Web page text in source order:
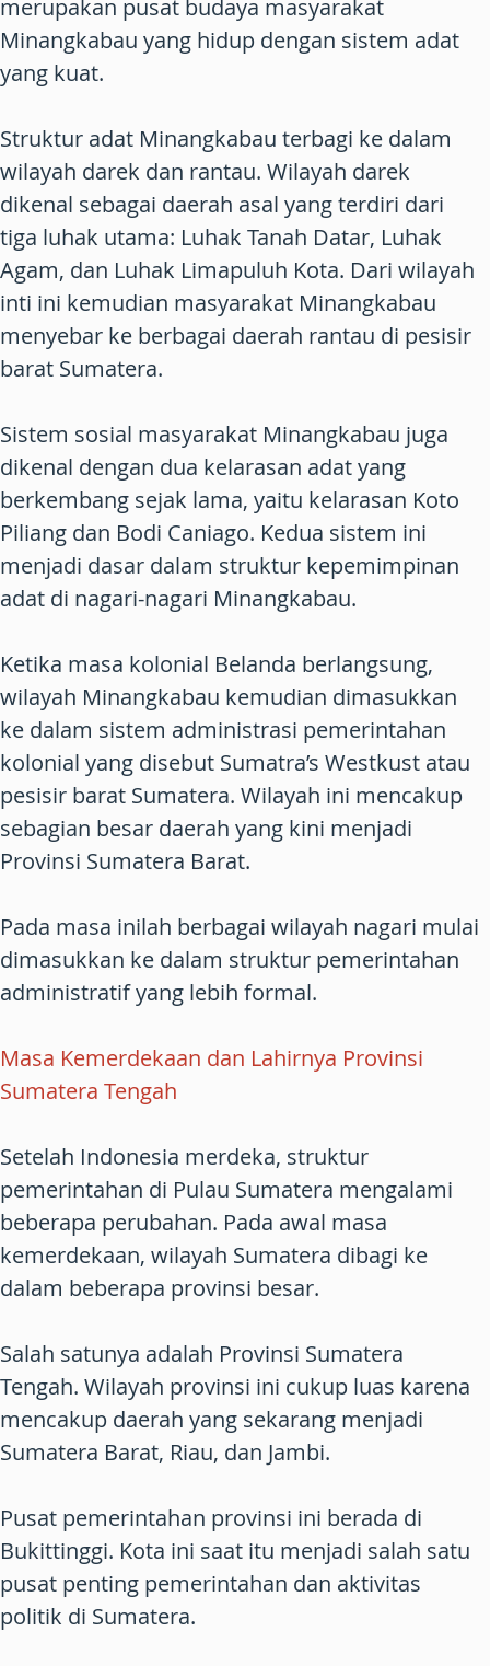
merupakan pusat budaya masyarakat
Minangkabau yang hidup dengan sistem adat
yang kuat.
Struktur adat Minangkabau terbagi ke dalam
wilayah darek dan rantau. Wilayah darek
dikenal sebagai daerah asal yang terdiri dari
tiga luhak utama: Luhak Tanah Datar, Luhak
Agam, dan Luhak Limapuluh Kota. Dari wilayah
inti ini kemudian masyarakat Minangkabau
menyebar ke berbagai daerah rantau di pesisir
barat Sumatera.
Sistem sosial masyarakat Minangkabau juga
dikenal dengan dua kelarasan adat yang
berkembang sejak lama, yaitu kelarasan Koto
Piliang dan Bodi Caniago. Kedua sistem ini
menjadi dasar dalam struktur kepemimpinan
adat di nagari-nagari Minangkabau.
Ketika masa kolonial Belanda berlangsung,
wilayah Minangkabau kemudian dimasukkan
ke dalam sistem administrasi pemerintahan
kolonial yang disebut Sumatra’s Westkust atau
pesisir barat Sumatera. Wilayah ini mencakup
sebagian besar daerah yang kini menjadi
Provinsi Sumatera Barat.
Pada masa inilah berbagai wilayah nagari mulai
dimasukkan ke dalam struktur pemerintahan
administratif yang lebih formal.
Masa Kemerdekaan dan Lahirnya Provinsi
Sumatera Tengah
Setelah Indonesia merdeka, struktur
pemerintahan di Pulau Sumatera mengalami
beberapa perubahan. Pada awal masa
kemerdekaan, wilayah Sumatera dibagi ke
dalam beberapa provinsi besar.
Salah satunya adalah Provinsi Sumatera
Tengah. Wilayah provinsi ini cukup luas karena
mencakup daerah yang sekarang menjadi
Sumatera Barat, Riau, dan Jambi.
Pusat pemerintahan provinsi ini berada di
Bukittinggi. Kota ini saat itu menjadi salah satu
pusat penting pemerintahan dan aktivitas
politik di Sumatera.